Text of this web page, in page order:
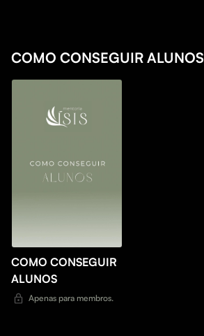
COMO CONSEGUIR ALUNOS
COMO CONSEGUIR
ALUNOS
Apenas para membros.